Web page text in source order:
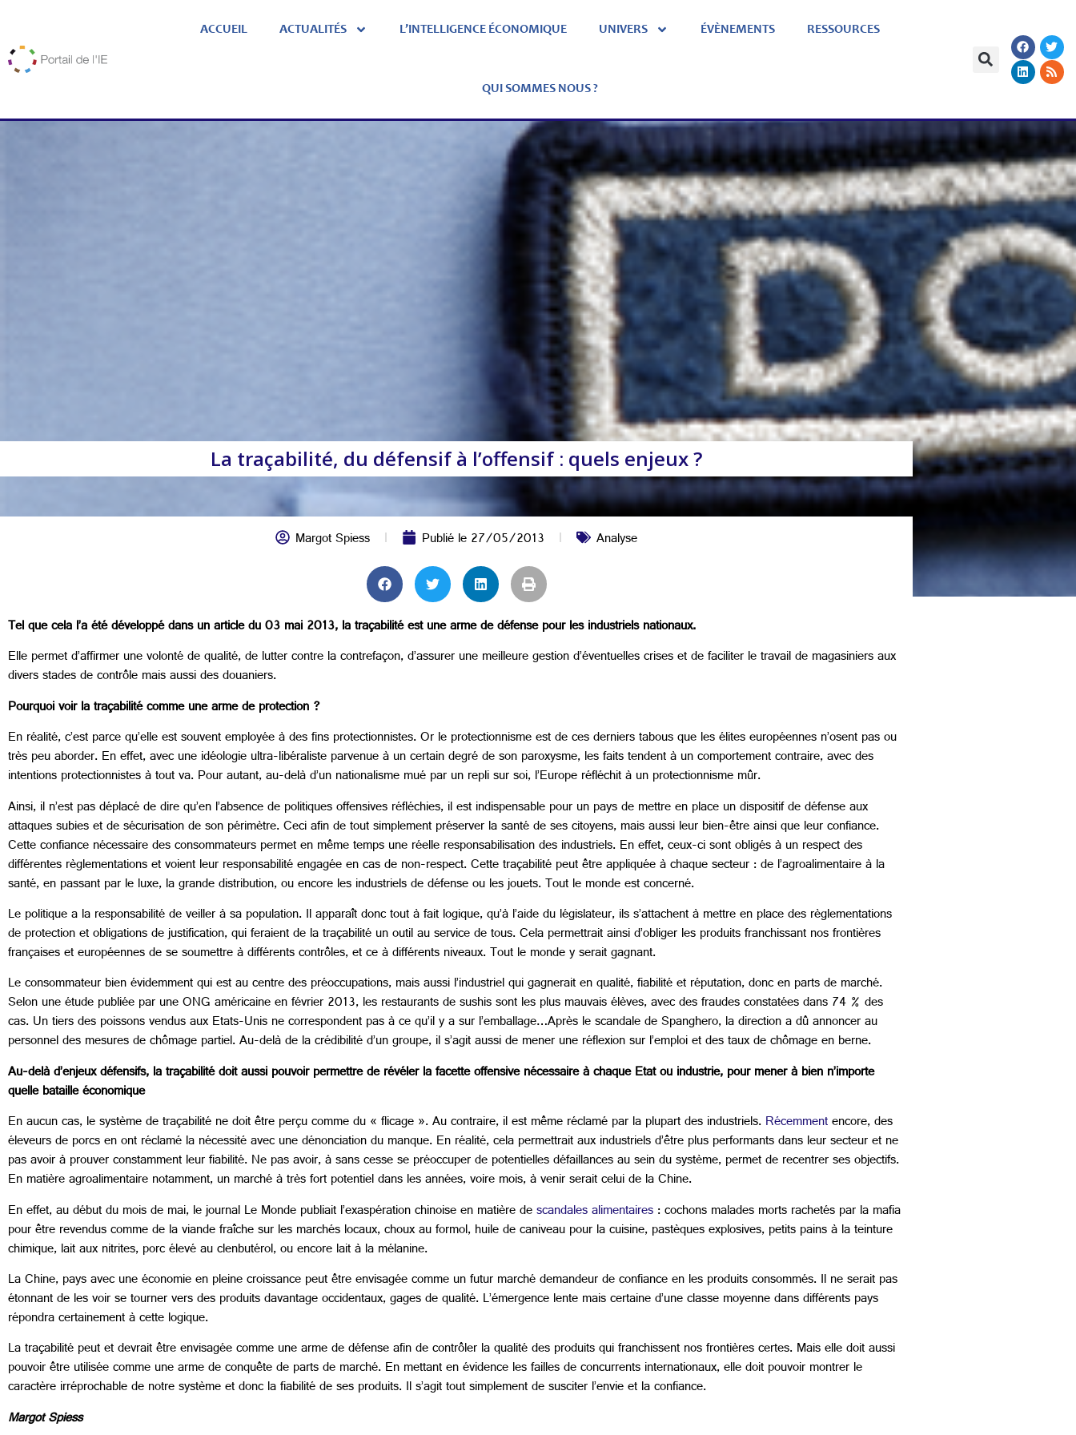
ACCUEIL ACTUALITÉS L’INTELLIGENCE ÉCONOMIQUE UNIVERS ÉVÈNEMENTS RESSOURCES
QUI SOMMES NOUS ?
La traçabilité, du défensif à l’offensif : quels enjeux ?
Margot Spiess Publié le27/05/2013 Analyse
Tel que cela l’a été développé dans un article du 03 mai 2013, la traçabilité est une arme de défense pour les industriels nationaux.
Elle permet d’affirmer une volonté de qualité, de lutter contre la contrefaçon, d’assurer une meilleure gestion d’éventuelles crises et de faciliter le travail de magasiniers aux
divers stades de contrôle mais aussi des douaniers.
Pourquoi voir la traçabilité comme une arme de protection ?
En réalité, c’est parce qu’elle est souvent employée à des fins protectionnistes. Or le protectionnisme est de ces derniers tabous que les élites européennes n’osent pas ou
très peu aborder. En effet, avec une idéologie ultra-libéraliste parvenue à un certain degré de son paroxysme, les faits tendent à un comportement contraire, avec des
intentions protectionnistes à tout va. Pour autant, au-delà d’un nationalisme mué par un repli sur soi, l’Europe réfléchit à un protectionnisme mûr.
Ainsi, il n’est pas déplacé de dire qu’en l’absence de politiques offensives réfléchies, il est indispensable pour un pays de mettre en place un dispositif de défense aux
attaques subies et de sécurisation de son périmètre. Ceci afin de tout simplement préserver la santé de ses citoyens, mais aussi leur bien-être ainsi que leur confiance.
Cette confiance nécessaire des consommateurs permet en même temps une réelle responsabilisation des industriels. En effet, ceux-ci sont obligés à un respect des
différentes règlementations et voient leur responsabilité engagée en cas de non-respect. Cette traçabilité peut être appliquée à chaque secteur : de l’agroalimentaire à la
santé, en passant par le luxe, la grande distribution, ou encore les industriels de défense ou les jouets. Tout le monde est concerné.
Le politique a la responsabilité de veiller à sa population. Il apparaît donc tout à fait logique, qu’à l’aide du législateur, ils s’attachent à mettre en place des règlementations
de protection et obligations de justification, qui feraient de la traçabilité un outil au service de tous. Cela permettrait ainsi d’obliger les produits franchissant nos frontières
françaises et européennes de se soumettre à différents contrôles, et ce à différents niveaux. Tout le monde y serait gagnant.
Le consommateur bien évidemment qui est au centre des préoccupations, mais aussi l’industriel qui gagnerait en qualité, fiabilité et réputation, donc en parts de marché.
Selon une étude publiée par une ONG américaine en février 2013, les restaurants de sushis sont les plus mauvais élèves, avec des fraudes constatées dans 74 % des
cas. Un tiers des poissons vendus aux Etats-Unis ne correspondent pas à ce qu’il y a sur l’emballage…Après le scandale de Spanghero, la direction a dû annoncer au
personnel des mesures de chômage partiel. Au-delà de la crédibilité d’un groupe, il s’agit aussi de mener une réflexion sur l’emploi et des taux de chômage en berne.
Au-delà d’enjeux défensifs, la traçabilité doit aussi pouvoir permettre de révéler la facette offensive nécessaire à chaque Etat ou industrie, pour mener à bien n’importe
quelle bataille économique
En aucun cas, le système de traçabilité ne doit être perçu comme du « flicage ». Au contraire, il est même réclamé par la plupart des industriels.Récemmentencore, des
éleveurs de porcs en ont réclamé la nécessité avec une dénonciation du manque. En réalité, cela permettrait aux industriels d’être plus performants dans leur secteur et ne
pas avoir à prouver constamment leur fiabilité. Ne pas avoir, à sans cesse se préoccuper de potentielles défaillances au sein du système, permet de recentrer ses objectifs.
En matière agroalimentaire notamment, un marché à très fort potentiel dans les années, voire mois, à venir serait celui de la Chine.
En effet, au début du mois de mai, le journal Le Monde publiait l’exaspération chinoise en matière descandales alimentaires: cochons malades morts rachetés par la mafia
pour être revendus comme de la viande fraîche sur les marchés locaux, choux au formol, huile de caniveau pour la cuisine, pastèques explosives, petits pains à la teinture
chimique, lait aux nitrites, porc élevé au clenbutérol, ou encore lait à la mélanine.
La Chine, pays avec une économie en pleine croissance peut être envisagée comme un futur marché demandeur de confiance en les produits consommés. Il ne serait pas
étonnant de les voir se tourner vers des produits davantage occidentaux, gages de qualité. L’émergence lente mais certaine d’une classe moyenne dans différents pays
répondra certainement à cette logique.
La traçabilité peut et devrait être envisagée comme une arme de défense afin de contrôler la qualité des produits qui franchissent nos frontières certes. Mais elle doit aussi
pouvoir être utilisée comme une arme de conquête de parts de marché. En mettant en évidence les failles de concurrents internationaux, elle doit pouvoir montrer le
caractère irréprochable de notre système et donc la fiabilité de ses produits. Il s’agit tout simplement de susciter l’envie et la confiance.
Margot Spiess